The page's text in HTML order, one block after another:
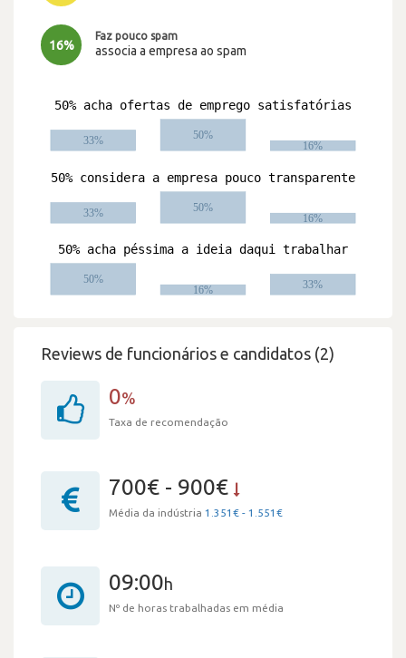
16%
Faz pouco spam
associa a empresa ao spam
Reviews de funcionários e candidatos (2)
0%
Taxa de recomendação
700€ - 900€
Média da indústria 1.351€ - 1.551€
09:00h
Nº de horas trabalhadas em média